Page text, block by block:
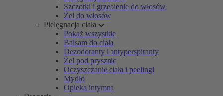
Szczotki i grzebienie do włosów
Żel do włosów
Pielęgnacja ciała
Pokaż wszystkie
Balsam do ciała
Dezodoranty i antyperspiranty
Żel pod prysznic
Oczyszczanie ciała i peelingi
Mydło
Opieka intymna